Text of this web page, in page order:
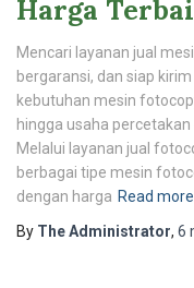
Harga
Mencari layanan jual
bergaransi, dan siap
kebutuhan mesin
hingga usaha
Melalui layanan jual
berbagai tipe mesin
dengan harga Read more
By The Administrator, 6